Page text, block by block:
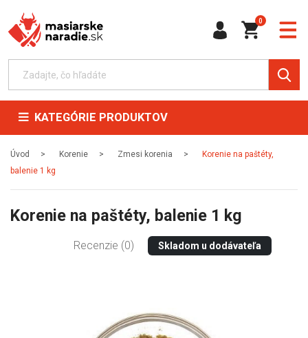
0
KATEGÓRIE PRODUKTOV
Úvod Korenie Zmesi korenia
Korenie na paštéty,
balenie 1 kg
Korenie na paštéty, balenie 1 kg
Recenzie (0) Skladom u dodávateľa